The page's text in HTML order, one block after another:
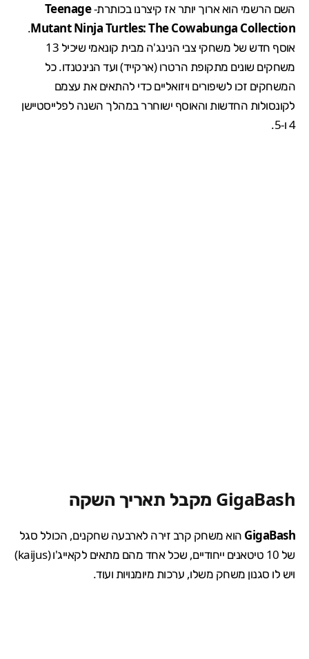
השם הרשמי הוא ארוך יותר אז קיצרנו בכותרת-Teenage
Mutant Ninja Turtles: The Cowabunga Collection
.
אוסף חדש של משחקי צבי הנינג'ה מבית קונאמי שיכיל 13
משחקים שונים מתקופת הרטרו (ארקייד) ועד הנינטנדו. כל
המשחקים זכו לשיפורים ויזואליים כדי להתאים את עצמם
לקונסולות החדשות והאוסף ישוחרר במהלך השנה לפלייסטיישן
4 ו-5.
GigaBash מקבל תאריך השקה
GigaBash הוא משחק קרב זירה לארבעה שחקנים, הכולל סגל
של 10 טיטאנים ייחודיים, שכל אחד מהם מתאים לקאייג'ו (kaijus)
ויש לו סגנון משחק משלו, ערכות מיומנויות ועוד.